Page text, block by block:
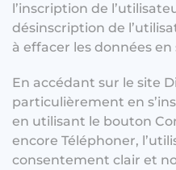
l’inscription de
désinscription de
à effacer les données en
En accédant sur le site
particulièrement en
en utilisant le bouton
encore Téléphoner,
consentement clair et